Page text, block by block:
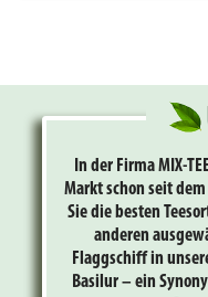
In der Firma MIX-
Markt schon seit
Sie die besten
anderen
Flaggschiff in
Basilur – ein